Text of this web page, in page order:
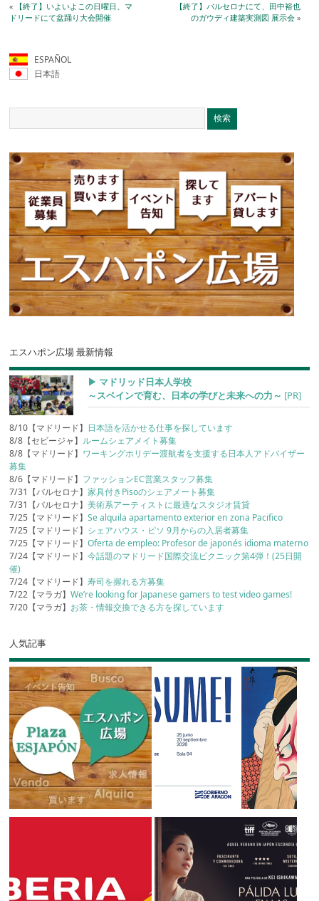
« 【終了】いよいよこの日曜日、マ
ドリードにて盆踊り大会開催
【終了】バルセロナにて、田中裕也
のガウディ建築実測図 展示会»
ESPAÑOL
日本語
エスハポン広場 最新情報
▶︎ マドリッド日本人学校
～スペインで育む、日本の学びと未来への力～ [PR]
8/10【マドリード】 日本語を活かせる仕事を探しています
8/8【セビージャ】 ルームシェアメイト募集
8/8【マドリード】 ワーキングホリデー渡航者を支援する日本人アドバイザー
募集
8/6【マドリード】 ファッションEC営業スタッフ募集
7/31【バルセロナ】家具付きPisoのシェアメート募集
7/31【バルセロナ】美術系アーティストに最適なスタジオ賃貸
7/25【マドリード】Se alquila apartamento exterior en zona Pacifico
7/25【マドリード】 シェアハウス・ピソ 9月からの入居者募集
7/25【マドリード】Oferta de empleo: Profesor de japonés idioma materno
7/24【マドリード】今話題のマドリード国際交流ピクニック第4弾！(25日開
催)
7/24【マドリード】寿司を握れる方募集
7/22【マラガ】We’re looking for Japanese gamers to test video games!
7/20【マラガ】 お茶・情報交換できる方を探しています
人気記事